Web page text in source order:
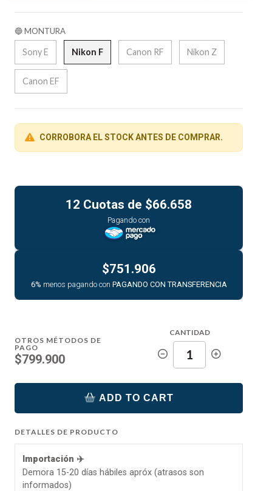
🔵 MONTURA
Sony E Nikon F Canon RF Nikon Z
Canon EF
CORROBORA EL STOCK ANTES DE COMPRAR.
12 Cuotas de $66.658
Pagando con
$751.906
6% menos pagando con PAGANDO CON TRANSFERENCIA
OTROS MÉTODOS DE
PAGO
$799.900
CANTIDAD
ADD TO CART
DETALLES DE PRODUCTO
Importación ✈️
Demora 15-20 días hábiles apróx (atrasos son
informados)